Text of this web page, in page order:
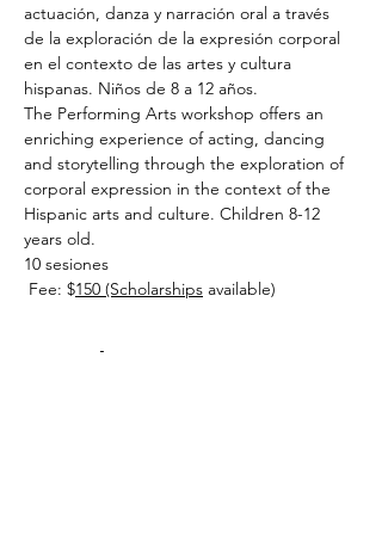
actuación, danza y narración oral a través
de la exploración de la expresión corporal
en el contexto de las artes y cultura
hispanas. Niños de 8 a 12 años.
The Performing Arts workshop offers an
enriching experience of acting, dancing
and storytelling through the exploration of
corporal expression in the context of the
Hispanic arts and culture. Children 8-12
years old.
10 sesiones
Fee: $150 (Scholarships available)
Entradas